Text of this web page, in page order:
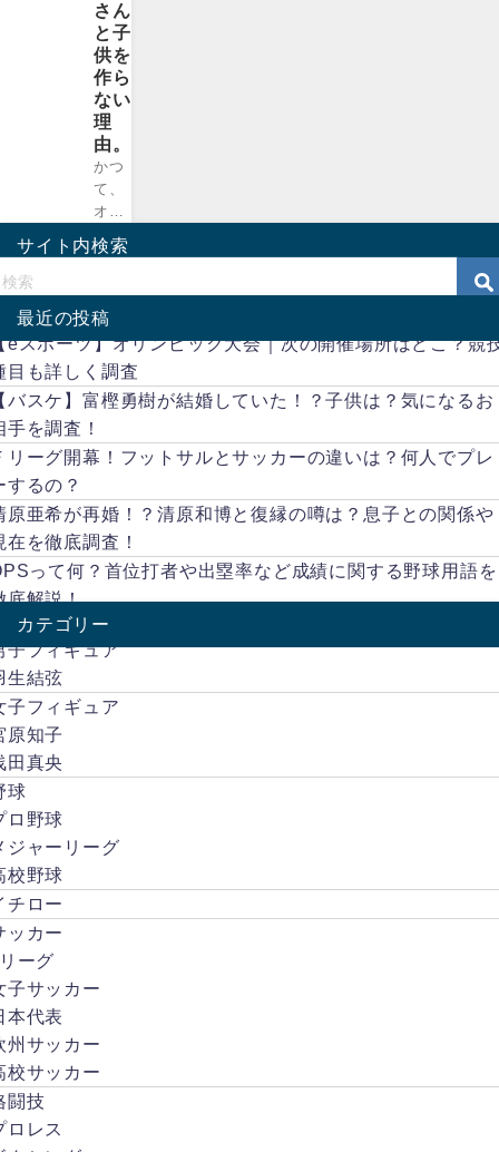
さん
と子
供を
作ら
ない
理
由。
かつ
て、
オリ
ック
スに
して
た時
代
に、
イチ
ロー
際相
の間
に子
供が
誕生
われ
す。
代か
らの
ファ
話を
サイト内検索
最近の投稿
eスポーツ】オリンピック大会｜次の開催場所はどこ？競
目も詳しく調査
バスケ】富樫勇樹が結婚していた！？子供は？気になるお
手を調査！
リーグ開幕！フットサルとサッカーの違いは？何人でプレ
するの？
原亜希が再婚！？清原和博と復縁の噂は？息子との関係や
在を徹底調査！
って何？首位打者や出塁率など成績に関する野球用語を
底解説！
カテゴリー
子フィギュア
生結弦
子フィギュア
原知子
田真央
球
ロ野球
ジャーリーグ
校野球
チロー
ッカー
ーグ
子サッカー
本代表
州サッカー
校サッカー
闘技
ロレス